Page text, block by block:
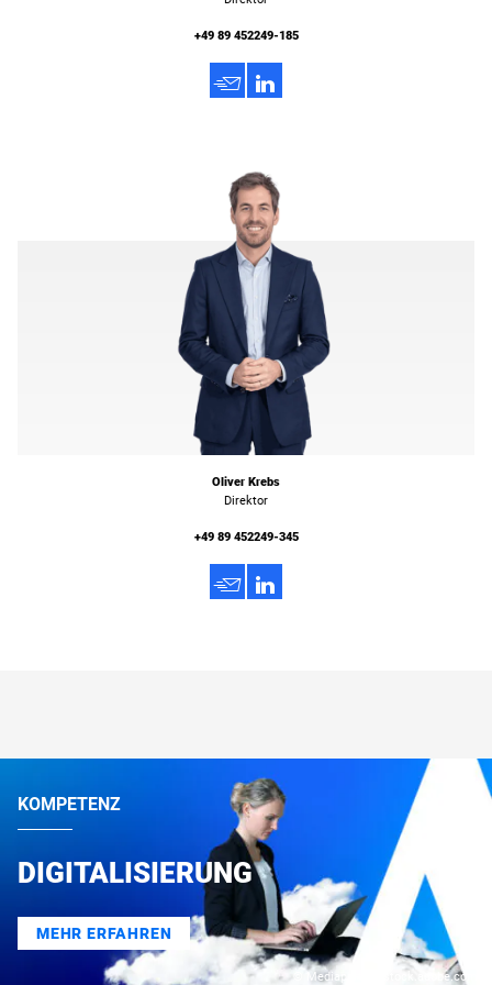
+49 89 452249-185
h 3
Oliver Krebs
Direktor
+49 89 452249-345
h 3
© Mediaparts – stock.adobe.com
KOMPETENZ
DIGITALISIERUNG
MEHR ERFAHREN